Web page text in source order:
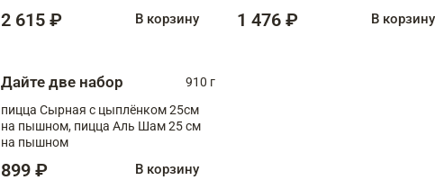
2 615 ₽ В корзину 1 476 ₽ В корзину
Дайте две набор
910 г
пицца Сырная с цыплёнком 25см
на пышном, пицца Аль Шам 25 см
на пышном
899 ₽ В корзину